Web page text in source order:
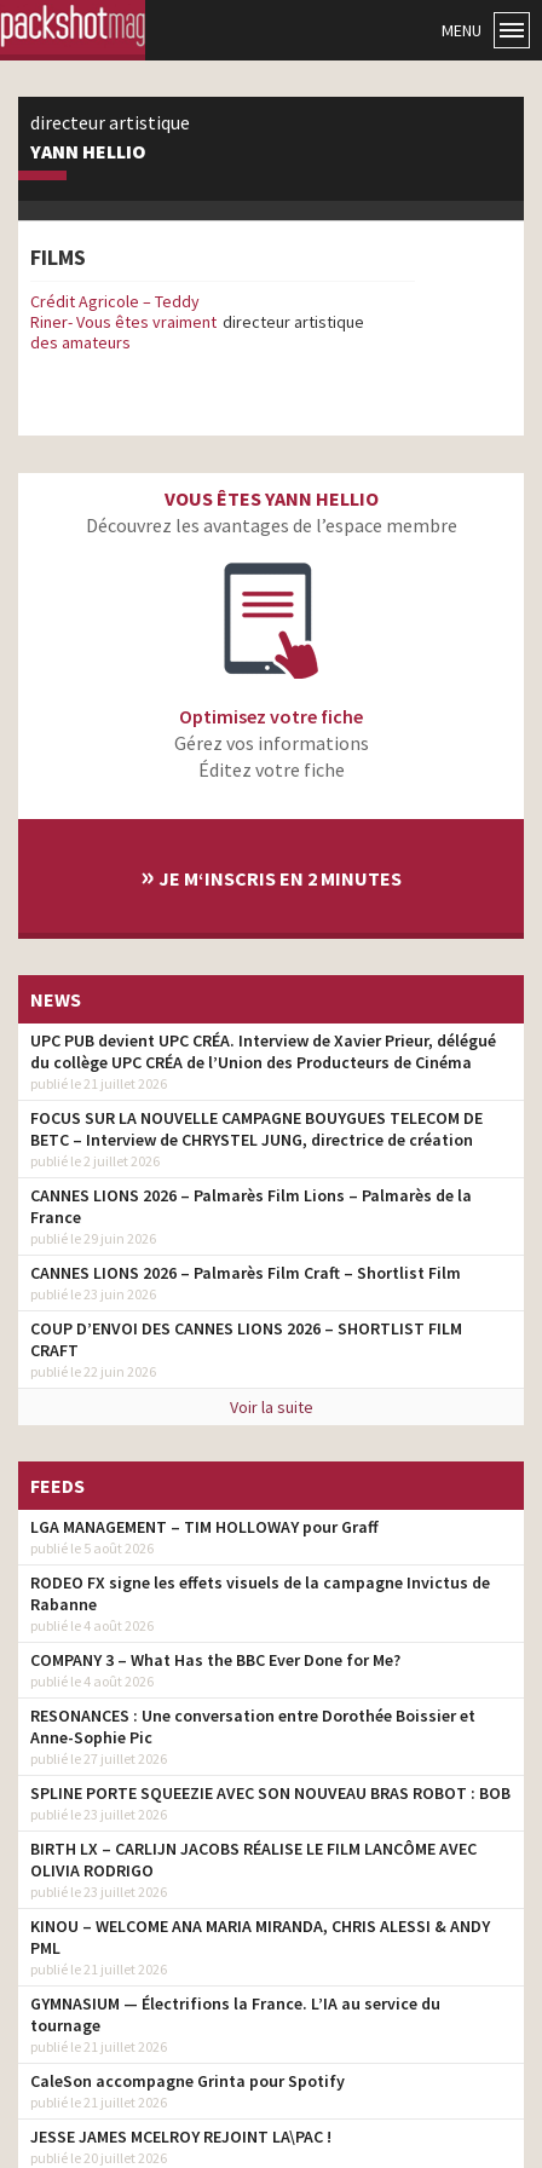
MENU
directeur artistique
YANN HELLIO
FILMS
Crédit Agricole – Teddy
Riner- Vous êtes vraiment
des amateurs
directeur artistique
VOUS ÊTES YANN HELLIO
Découvrez les avantages de l’espace membre
Optimisez votre fiche
Gérez vos informations
Éditez votre fiche
» JE M‘INSCRIS EN 2 MINUTES
NEWS
UPC PUB devient UPC CRÉA. Interview de Xavier Prieur, délégué
du collège UPC CRÉA de l’Union des Producteurs de Cinéma
publié le 21 juillet 2026
FOCUS SUR LA NOUVELLE CAMPAGNE BOUYGUES TELECOM DE
BETC – Interview de CHRYSTEL JUNG, directrice de création
publié le 2 juillet 2026
CANNES LIONS 2026 – Palmarès Film Lions – Palmarès de la
France
publié le 29 juin 2026
CANNES LIONS 2026 – Palmarès Film Craft – Shortlist Film
publié le 23 juin 2026
COUP D’ENVOI DES CANNES LIONS 2026 – SHORTLIST FILM
CRAFT
publié le 22 juin 2026
Voir la suite
FEEDS
LGA MANAGEMENT – TIM HOLLOWAY pour Graff
publié le 5 août 2026
RODEO FX signe les effets visuels de la campagne Invictus de
Rabanne
publié le 4 août 2026
COMPANY 3 – What Has the BBC Ever Done for Me?
publié le 4 août 2026
RESONANCES : Une conversation entre Dorothée Boissier et
Anne-Sophie Pic
publié le 27 juillet 2026
SPLINE PORTE SQUEEZIE AVEC SON NOUVEAU BRAS ROBOT : BOB
publié le 23 juillet 2026
BIRTH LX – CARLIJN JACOBS RÉALISE LE FILM LANCÔME AVEC
OLIVIA RODRIGO
publié le 23 juillet 2026
KINOU – WELCOME ANA MARIA MIRANDA, CHRIS ALESSI & ANDY
PML
publié le 21 juillet 2026
GYMNASIUM — Électrifions la France. L’IA au service du
tournage
publié le 21 juillet 2026
CaleSon accompagne Grinta pour Spotify
publié le 21 juillet 2026
JESSE JAMES MCELROY REJOINT LA\PAC !
publié le 20 juillet 2026